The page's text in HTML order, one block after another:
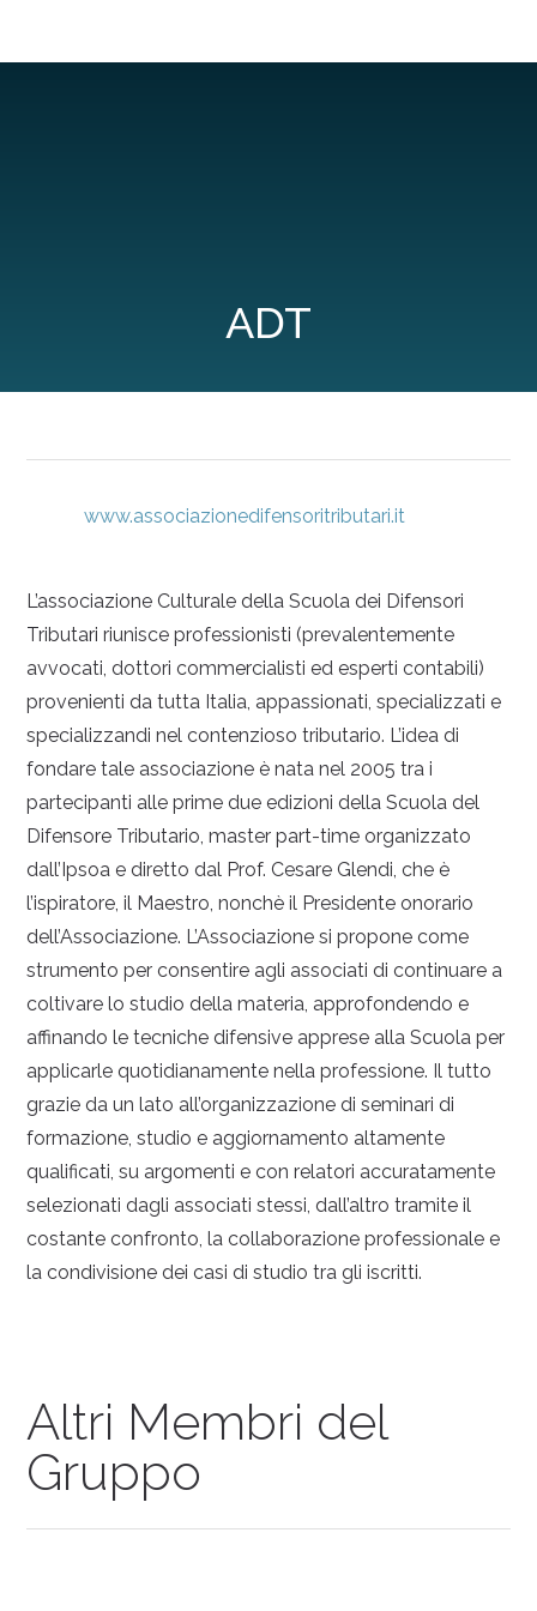
ADT
www.associazionedifensoritributari.it
L’associazione Culturale della Scuola dei Difensori
Tributari riunisce professionisti (prevalentemente
avvocati, dottori commercialisti ed esperti contabili)
provenienti da tutta Italia, appassionati, specializzati e
specializzandi nel contenzioso tributario. L’idea di
fondare tale associazione è nata nel 2005 tra i
partecipanti alle prime due edizioni della Scuola del
Difensore Tributario, master part-time organizzato
dall’Ipsoa e diretto dal Prof. Cesare Glendi, che è
l’ispiratore, il Maestro, nonchè il Presidente onorario
dell’Associazione. L’Associazione si propone come
strumento per consentire agli associati di continuare a
coltivare lo studio della materia, approfondendo e
affinando le tecniche difensive apprese alla Scuola per
applicarle quotidianamente nella professione. Il tutto
grazie da un lato all’organizzazione di seminari di
formazione, studio e aggiornamento altamente
qualificati, su argomenti e con relatori accuratamente
selezionati dagli associati stessi, dall’altro tramite il
costante confronto, la collaborazione professionale e
la condivisione dei casi di studio tra gli iscritti.
Altri Membri del
Gruppo